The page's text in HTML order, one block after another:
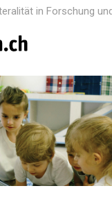
in Forschung